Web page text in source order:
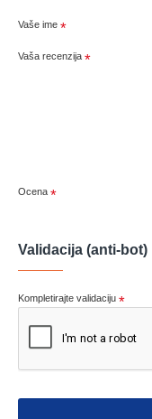
Vaše ime
Vaša recenzija
Ocena
Validacija (anti-bot)
Kompletirajte validaciju